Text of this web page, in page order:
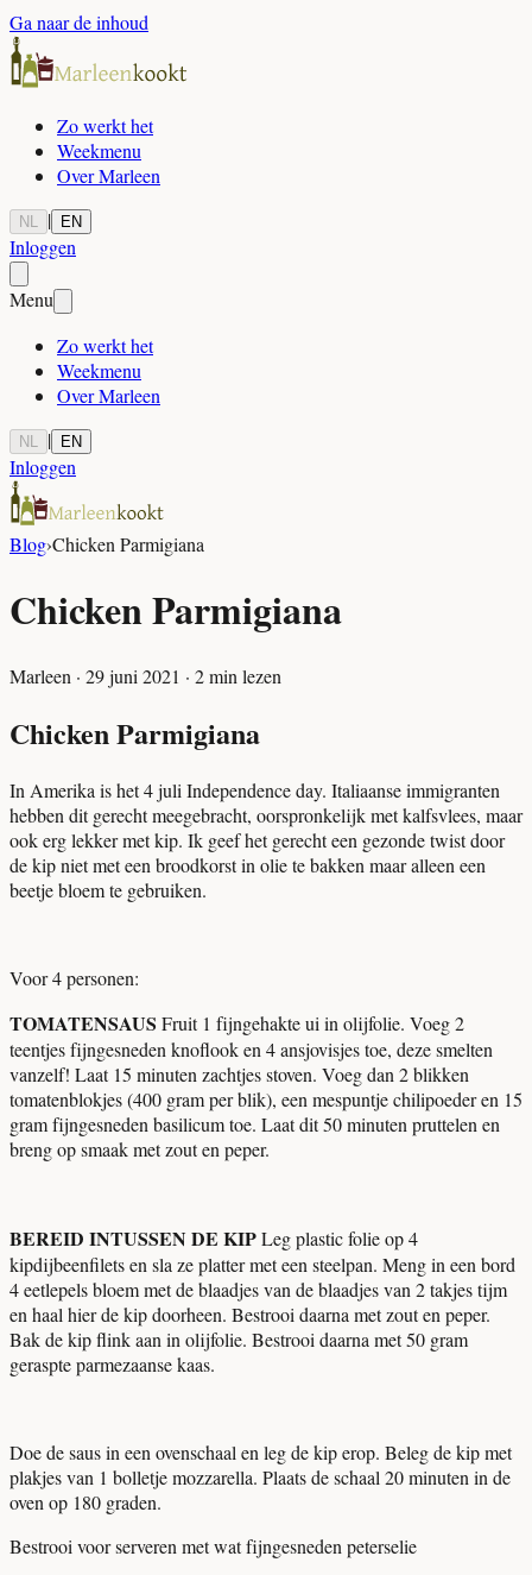
Ga naar de inhoud
Zo werkt het
Weekmenu
Over Marleen
NL | EN
Inloggen
Menu
Zo werkt het
Weekmenu
Over Marleen
NL | EN
Inloggen
Blog›Chicken Parmigiana
Chicken Parmigiana
Marleen · 29 juni 2021 · 2min lezen
Chicken Parmigiana
In Amerika is het 4 juli Independence day. Italiaanse immigranten
hebben dit gerecht meegebracht, oorspronkelijk met kalfsvlees, maar
ook erg lekker met kip. Ik geef het gerecht een gezonde twist door
de kip niet met een broodkorst in olie te bakken maar alleen een
beetje bloem te gebruiken.
Voor 4 personen:
TOMATENSAUS Fruit 1 fijngehakte ui in olijfolie. Voeg 2
teentjes fijngesneden knoflook en 4 ansjovisjes toe, deze smelten
vanzelf! Laat 15 minuten zachtjes stoven. Voeg dan 2 blikken
tomatenblokjes (400 gram per blik), een mespuntje chilipoeder en 15
gram fijngesneden basilicum toe. Laat dit 50 minuten pruttelen en
breng op smaak met zout en peper.
BEREID INTUSSEN DE KIPLeg plastic folie op 4
kipdijbeenfilets en sla ze platter met een steelpan. Meng in een bord
4 eetlepels bloem met de blaadjes van de blaadjes van 2 takjes tijm
en haal hier de kip doorheen. Bestrooi daarna met zout en peper.
Bak de kip flink aan in olijfolie. Bestrooi daarna met 50 gram
geraspte parmezaanse kaas.
Doe de saus in een ovenschaal en leg de kip erop. Beleg de kip met
plakjes van 1 bolletje mozzarella. Plaats de schaal 20 minuten in de
oven op 180 graden.
Bestrooi voor serveren met wat fijngesneden peterselie